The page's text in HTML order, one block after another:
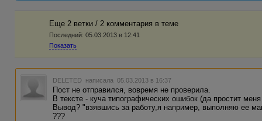
Еще 2 ветки / 2 комментария в темe
Последний: 05.03.2013 в 12:41
Показать
DELETED написала 05.03.2013 в 16:37
Пост не отправился, вовремя не проверила.
В тексте - куча типографических ошибок (да простит
Вывод? "взявшись за работу,я например, выполняю ее
???